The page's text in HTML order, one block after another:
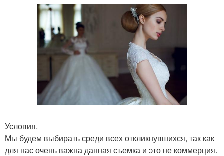
Условия.
Мы будем выбирать среди всех откликнувшихся, так как
для нас очень важна данная съемка и это не коммерция.